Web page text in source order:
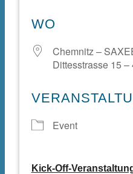
WO
Chemnitz –
Dittesstrasse 15 –
Event
Kick-Off-